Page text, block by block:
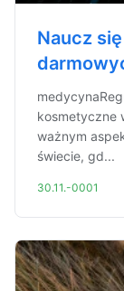
Naucz
kosmetyczne
ważnym
świecie, gd...
30.11.-0001